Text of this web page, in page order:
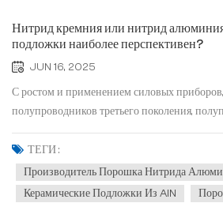
Нитрид кремния или нитрид
подложки наиболее перспективен?
JUN 16, 2025
С ростом и применением силовых
полупроводников третьего поколения,
постепенно развиваются в сторону
миниатюризации, интеграции и
предъявляет более высокие требования к
упаковочных подложек. К...
ТЕГИ :
Производитель Порошка Нитрида
Керамические Подложки Из AlN